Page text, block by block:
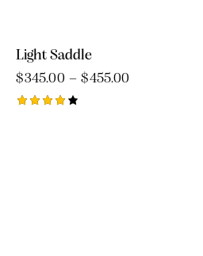
Light Saddle
$345.00 – $455.00